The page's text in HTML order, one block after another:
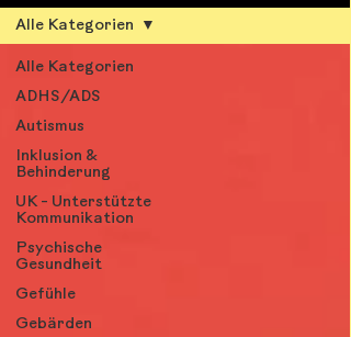
Alle Kategorien
ADHS/ADS
Autismus
Inklusion &
Behinderung
UK - Unterstützte
Kommunikation
Psychische
Gesundheit
Gefühle
Gebärden
Alle Kategorien